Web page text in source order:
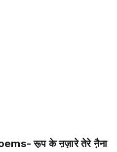
रू़प के ऩज़ारे तेरे नै़ना